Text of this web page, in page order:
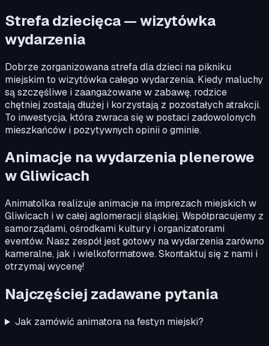
Strefa dziecięca — wizytówka
wydarzenia
Dobrze zorganizowana strefa dla dzieci na pikniku
miejskim to wizytówka całego wydarzenia. Kiedy maluchy
są szczęśliwe i zaangażowane w zabawę, rodzice
chętniej zostają dłużej i korzystają z pozostałych atrakcji.
To inwestycja, która zwraca się w postaci zadowolonych
mieszkańców i pozytywnych opinii o gminie.
Animacje na wydarzenia plenerowe
w Gliwicach
Animatolka realizuje animacje na imprezach miejskich w
Gliwicach i w całej aglomeracji śląskiej. Współpracujemy z
samorządami, ośrodkami kultury i organizatorami
eventów. Nasz zespół jest gotowy na wydarzenia zarówno
kameralne, jak i wielkoformatowe. Skontaktuj się z nami i
otrzymaj wycenę!
Najczęściej zadawane pytania
Jak zamówić animatora na festyn miejski?